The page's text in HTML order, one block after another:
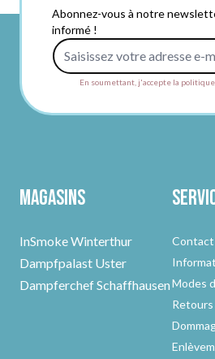
Abonnez-vous à notre
informé !
En soumettant, j'accepte la
Magasins
InSmoke Winterthur
Dampfpalast Uster
Dampferchef Schaffhausen
Contact
Modes
Retours